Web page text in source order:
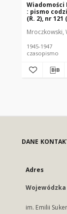
Wiadomości
: pismo
(R. 2), nr 121
Mroczkowski,
1945-1947
czasopismo
DANE
Adres
im. Emilii